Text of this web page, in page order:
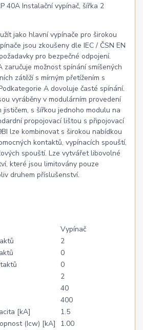
40A Instalační vypínač, šířka 2
jako hlavní vypínače pro širokou
jsou zkoušeny dle IEC / ČSN EN
pro bezpečné odpojení.
zaručuje možnost spínání smíšených
zátěží s mírným přetížením s
A dovoluje časté spínání.
vyráběny v modulárním provedení
jističem, s šířkou jednoho modulu na
propojovací lištou s připojovací
lze kombinovat s širokou nabídkou
kontaktů, vypínacích spouští,
spouští. Lze vytvářet libovolné
které jsou limitovány pouze
druhem příslušenství.
Vypínač
2
0
0
2
40
400
[kA]
1.5
(Icw) [kA]
1.00